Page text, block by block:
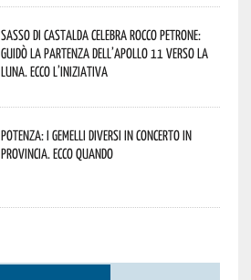
Sasso di Castalda celebra Rocco Petrone:
guidò la partenza dell’Apollo 11 verso la
Luna. Ecco l’iniziativa
Potenza: i Gemelli DiVersi in concerto in
provincia. Ecco quando